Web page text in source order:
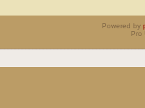
Powered by
Pro